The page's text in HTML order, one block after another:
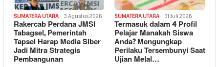
SUMATERA UTARA 3 Agustus 2026
Rakercab Perdana JMSI
Tabagsel, Pemerintah
Tapsel Harap Media Siber
Jadi Mitra Strategis
Pembangunan
SUMATERA UTARA 31 Juli 2026
Termasuk dalam 4 Profil
Pelajar Manakah Siswa
Anda? Mengungkap
Perilaku Tersembunyi Saat
Ujian Melal…